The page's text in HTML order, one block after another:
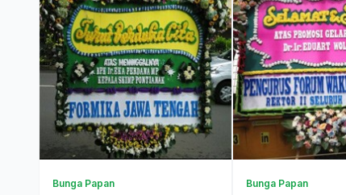
Bunga Papan Bunga Papan